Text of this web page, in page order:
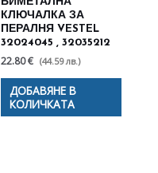
БИМЕТАЛНА
КЛЮЧАЛКА ЗА
ПЕРАЛНЯ VESTEL
32024045 , 32035212
22.80 € (44.59 лв.)
ДОБАВЯНЕ В
КОЛИЧКАТА